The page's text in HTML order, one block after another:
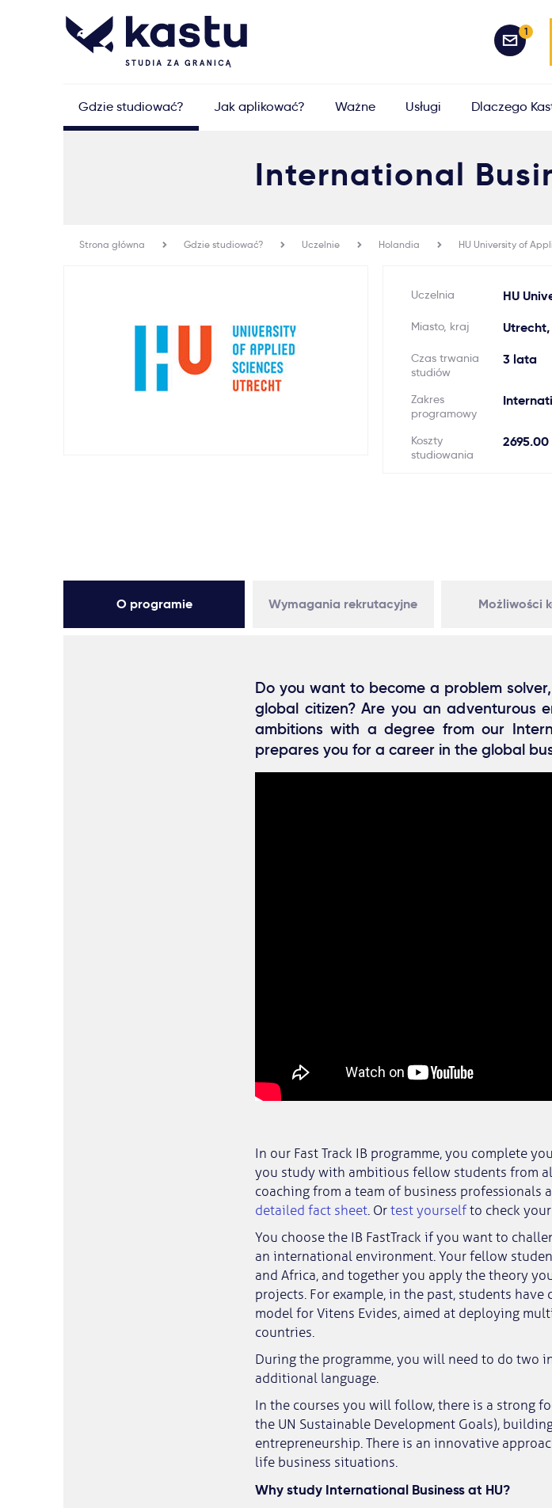
1
Gdzie studiować? Jak aplikować? Ważne Usługi Dlaczego
International
Strona główna Gdzie studiować? Uczelnie Holandia HU University of
Uczelnia HU
Miasto, kraj
Czas trwania
studiów
3 lata
Zakres
programowy
Koszty
studiowania
2695.00
O programie Wymagania rekrutacyjne Możliwości
Do you want to become a problem
global citizen? Are you an adventurous
ambitions with a degree from our
prepares you for a career in the global
In our Fast Track IB programme, you complete
you study with ambitious fellow students from
coaching from a team of business professionals
detailed fact sheet. Ortest yourselfto check
You choose the IB FastTrack if you want to
an international environment. Your fellow
and Africa, and together you apply the theory
projects. For example, in the past, students
model for Vitens Evides, aimed at deploying
countries.
During the programme, you will need to do two
additional language.
In the courses you will follow, there is a strong
the UN Sustainable Development Goals),
entrepreneurship. There is an innovative
life business situations.
Why study International Business at HU?